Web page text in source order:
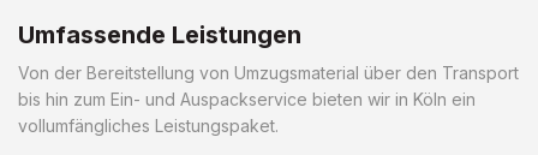
Umfassende Leistungen
Von der Bereitstellung von Umzugsmaterial über den Transport
bis hin zum Ein- und Auspackservice bieten wir in Köln ein
vollumfängliches Leistungspaket.